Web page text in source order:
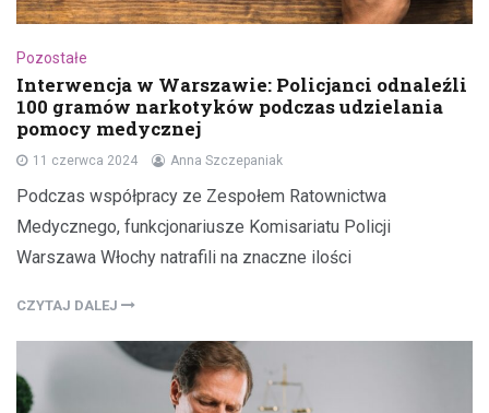
Pozostałe
Interwencja w Warszawie: Policjanci odnaleźli
100 gramów narkotyków podczas udzielania
pomocy medycznej
11 czerwca 2024 Anna Szczepaniak
Podczas współpracy ze Zespołem Ratownictwa
Medycznego, funkcjonariusze Komisariatu Policji
Warszawa Włochy natrafili na znaczne ilości
CZYTAJ DALEJ